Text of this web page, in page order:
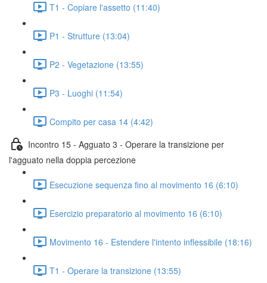
T1 - Copiare l'assetto (11:40)
P1 - Strutture (13:04)
P2 - Vegetazione (13:55)
P3 - Luoghi (11:54)
Compito per casa 14 (4:42)
Incontro 15 - Agguato 3 - Operare la transizione per
l'agguato nella doppia percezione
Esecuzione sequenza fino al movimento 16 (6:10)
Esercizio preparatorio al movimento 16 (6:10)
Movimento 16 - Estendere l'intento inflessibile (18:16)
T1 - Operare la transizione (13:55)